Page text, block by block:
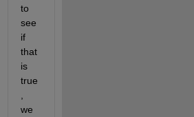
to
see
if
that
is
true
we